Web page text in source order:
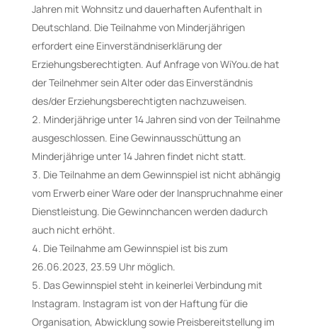
Jahren mit Wohnsitz und dauerhaften Aufenthalt in
Deutschland. Die Teilnahme von Minderjährigen
erfordert eine Einverständniserklärung der
Erziehungsberechtigten. Auf Anfrage von WiYou.de hat
der Teilnehmer sein Alter oder das Einverständnis
des/der Erziehungsberechtigten nachzuweisen.
Minderjährige unter 14 Jahren sind von der Teilnahme
ausgeschlossen. Eine Gewinnausschüttung an
Minderjährige unter 14 Jahren findet nicht statt.
Die Teilnahme an dem Gewinnspiel ist nicht abhängig
vom Erwerb einer Ware oder der Inanspruchnahme einer
Dienstleistung. Die Gewinnchancen werden dadurch
auch nicht erhöht.
Die Teilnahme am Gewinnspiel ist bis zum
26.06.2023, 23.59 Uhr möglich.
Das Gewinnspiel steht in keinerlei Verbindung mit
Instagram. Instagram ist von der Haftung für die
Organisation, Abwicklung sowie Preisbereitstellung im